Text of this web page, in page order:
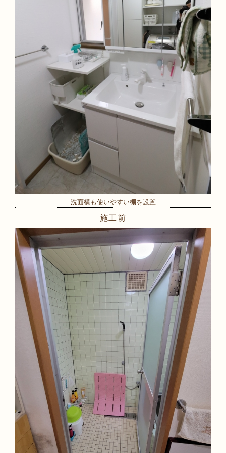
洗面横も使いやすい棚を設置
施工前